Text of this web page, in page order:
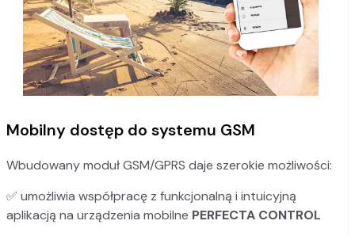
Mobilny dostęp do systemu GSM
Wbudowany moduł GSM/GPRS daje szerokie możliwości:
✅ umożliwia współpracę z funkcjonalną i intuicyjną
aplikacją na urządzenia mobilne PERFECTA CONTROL